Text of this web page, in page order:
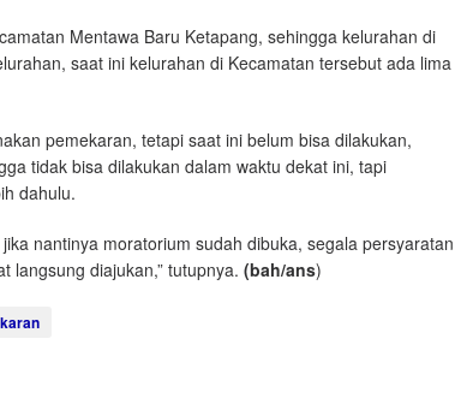
Mentawa Baru Ketapang, sehingga kelurahan di
saat ini kelurahan di Kecamatan tersebut ada lima
pemekaran, tetapi saat ini belum bisa dilakukan,
tidak bisa dilakukan dalam waktu dekat ini, tapi
dahulu.
nantinya moratorium sudah dibuka, segala persyaratan
langsung diajukan,” tutupnya. (bah/ans)